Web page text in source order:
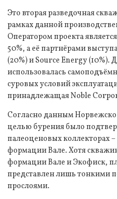
Это вторая разведочная
рамках данной
Оператором проекта
50%, а её партнёрами
(20%) и Source Energy (10%).
использовалась
суровых условий
принадлежащая Noble
Согласно данным
целью бурения было
палеоценовых коллекторах
формации Вале. Хотя
формации Вале и Экофиск,
представлен лишь тонкими
прослоями.